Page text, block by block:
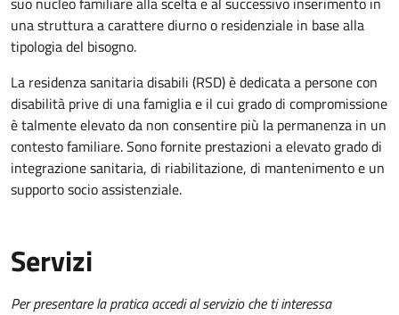
una struttura a carattere diurno o residenziale in base alla
tipologia del bisogno.
La residenza sanitaria disabili (RSD) è dedicata a persone con
disabilità prive di una famiglia e il cui grado di compromissione
è talmente elevato da non consentire più la permanenza in un
contesto familiare. Sono fornite prestazioni a elevato grado di
integrazione sanitaria, di riabilitazione, di mantenimento e un
supporto socio assistenziale.
Servizi
Per presentare la pratica accedi al servizio che ti interessa